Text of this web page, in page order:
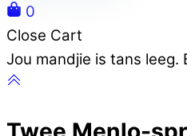
0
Close Cart
Jou mandjie is tans leeg.